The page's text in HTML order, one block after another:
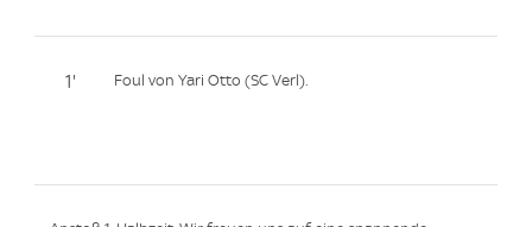
1' Foul von Yari Otto (SC Verl).